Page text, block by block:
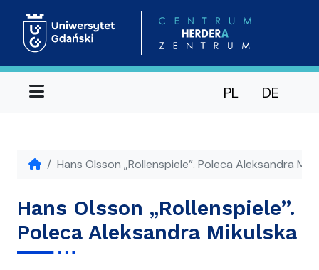
Menu PL DE
Hans Olsson „Rollenspiele”. Poleca Aleksandra
Hans Olsson „Rollenspiele”.
Poleca Aleksandra Mikulska